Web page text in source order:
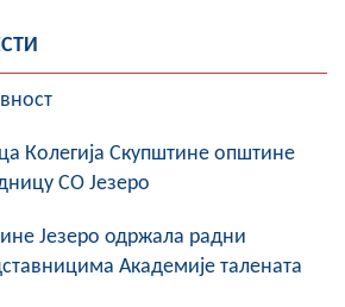
ЗАШТИТА
КОНТАКТ
Колегија Скупштине општине
СО Језеро
Језеро одржала радни
Академије талената